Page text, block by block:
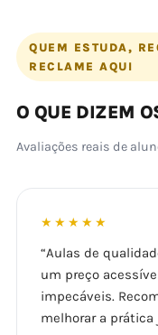
QUEM ESTUDA,
RECLAME AQUI
O QUE DIZEM
Avaliações reais de
★★★★★
“Aulas de
um preço
impecáveis.
melhorar a prática